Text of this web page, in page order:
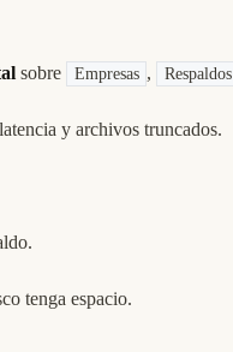
sobre Empresas , Respaldos
y archivos truncados.
tenga espacio.